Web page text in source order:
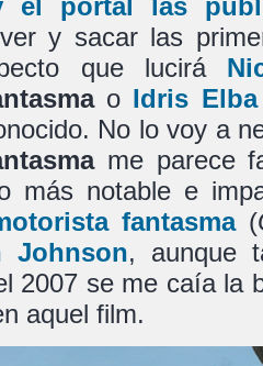
el portal las
y sacar las
que lucirá
o Idris Elba
No lo voy a
me parece
más notable e
fantasma(
Johnson, aunque
2007 se me caía la
aquel film.